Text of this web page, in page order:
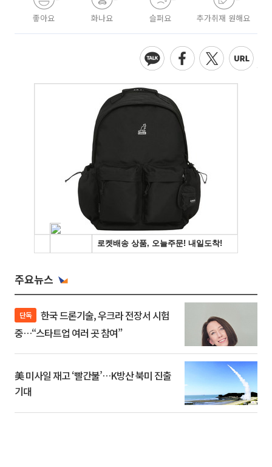
좋아요 화나요 슬퍼요 추가취재 원해요
주요뉴스
단독
중…“스타트업 여러 곳 참여”
美 미사일 재고 ‘빨간불’…K방산 북미 진출
기대